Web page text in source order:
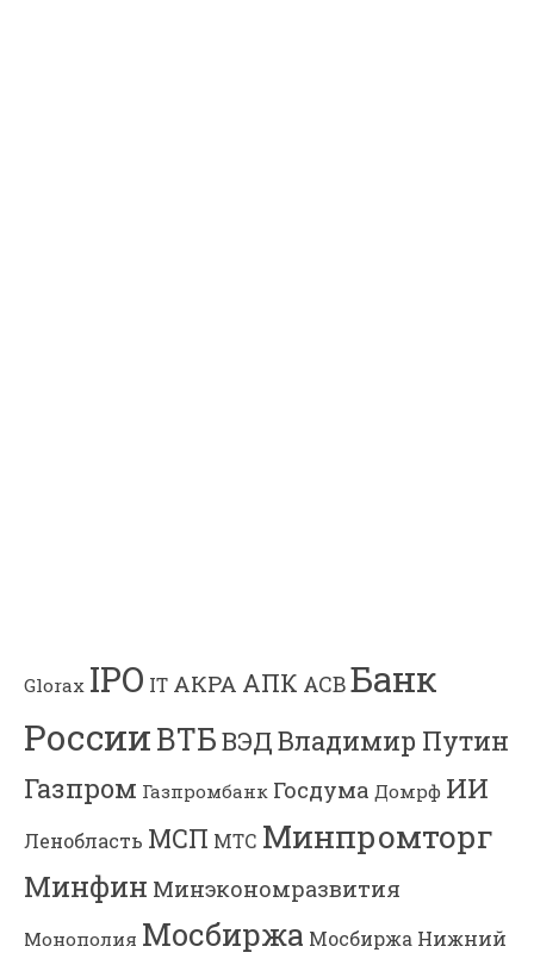
Glorax IPO IT АКРА АПК АСВБанк
РоссииВТБВЭДВладимир Путин
Газпром Газпромбанк Госдума Домрф ИИ
Ленобласть МСП МТС Минпромторг
Минфин Минэкономразвития
Монополия Мосбиржа Мосбиржа Нижний